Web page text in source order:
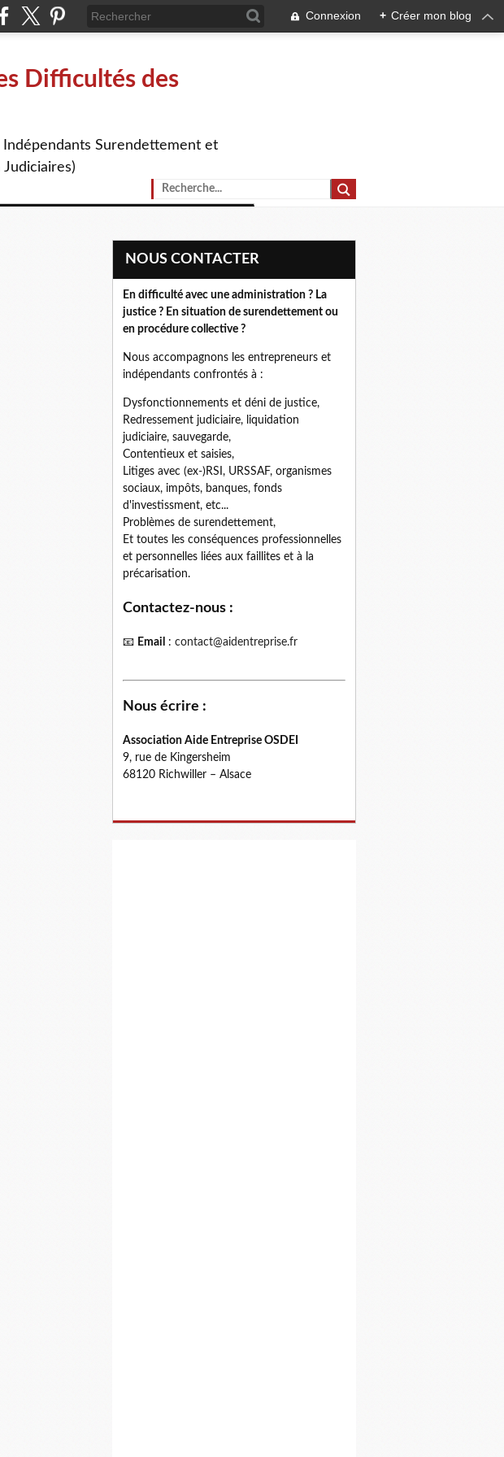
Connexion + Créer mon blog
Difficultés des
Surendettement et
NOUS CONTACTER
En difficulté avec une administration ? La
justice ? En situation de surendettement ou
en procédure collective ?
Nous accompagnons les entrepreneurs et
indépendants confrontés à :
Dysfonctionnements et déni de justice,
Redressement judiciaire, liquidation
judiciaire, sauvegarde,
Contentieux et saisies,
Litiges avec (ex-)RSI, URSSAF, organismes
sociaux, impôts, banques, fonds
d'investissment, etc...
Problèmes de surendettement,
Et toutes les conséquences professionnelles
et personnelles liées aux faillites et à la
précarisation.
Contactez-nous :
📧 Email : contact@aidentreprise.fr
Nous écrire :
Association Aide Entreprise OSDEI
9, rue de Kingersheim
68120 Richwiller – Alsace